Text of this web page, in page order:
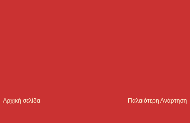
Παλαιότερη Ανάρτηση
Αρχική σελίδα